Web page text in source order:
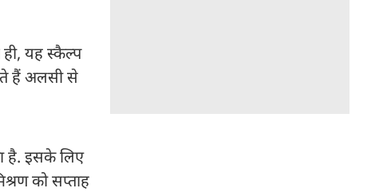
यह स्कैल्प
हैं अलसी से
है. इसके लिए
को सप्ताह